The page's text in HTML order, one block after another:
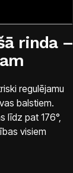
rinda –
regulējamu
balstiem.
līdz pat 176°,
visiem